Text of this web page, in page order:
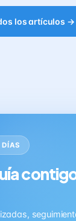
los artículos →